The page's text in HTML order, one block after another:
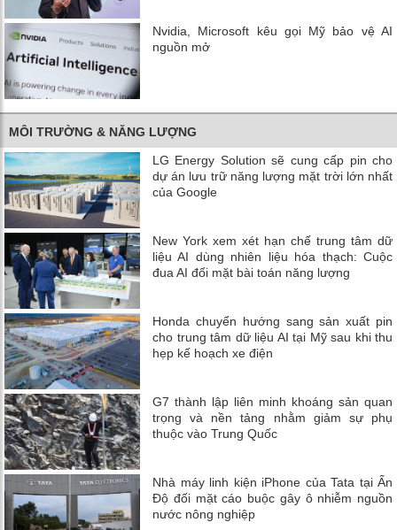
Nvidia, Microsoft kêu gọi Mỹ bảo vệ AI
nguồn mở
MÔI TRƯỜNG & NĂNG LƯỢNG
LG Energy Solution sẽ cung cấp pin cho
dự án lưu trữ năng lượng mặt trời lớn nhất
của Google
New York xem xét hạn chế trung tâm dữ
liệu AI dùng nhiên liệu hóa thạch: Cuộc
đua AI đối mặt bài toán năng lượng
Honda chuyển hướng sang sản xuất pin
cho trung tâm dữ liệu AI tại Mỹ sau khi thu
hẹp kế hoạch xe điện
G7 thành lập liên minh khoáng sản quan
trọng và nền tảng nhằm giảm sự phụ
thuộc vào Trung Quốc
Nhà máy linh kiện iPhone của Tata tại Ấn
Độ đối mặt cáo buộc gây ô nhiễm nguồn
nước nông nghiệp